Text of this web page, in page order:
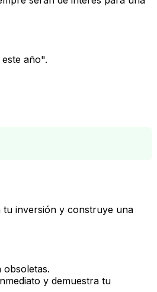
año".
tu inversión y construye una
y demuestra tu